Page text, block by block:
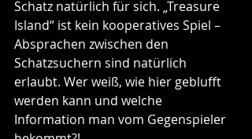
Schatz natürlich für sich. „Treasure
Island“ ist kein kooperatives Spiel –
Absprachen zwischen den
Schatzsuchern sind natürlich
erlaubt. Wer weiß, wie hier geblufft
werden kann und welche
Information man vom Gegenspieler